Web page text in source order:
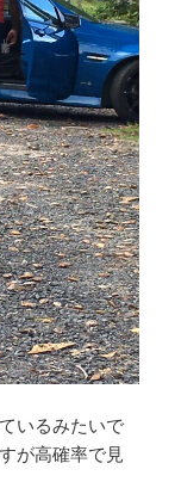
いるみたいで
が高確率で見